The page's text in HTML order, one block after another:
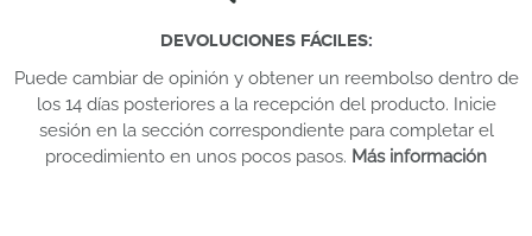
DEVOLUCIONES FÁCILES:
Puede cambiar de opinión y obtener un reembolso dentro de
los 14 días posteriores a la recepción del producto. Inicie
sesión en la sección correspondiente para completar el
procedimiento en unos pocos pasos. Más información